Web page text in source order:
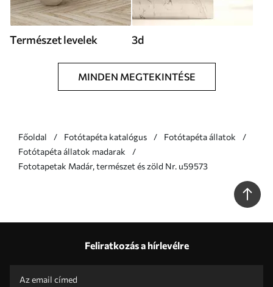
Természet levelek 3d
MINDEN MEGTEKINTÉSE
Főoldal Fotótapéta katalógus
Fotótapéta állatok
Fotótapéta állatok madarak
Fototapetak Madár, természet és zöld Nr. u59573
Feliratkozás a hírlevélre